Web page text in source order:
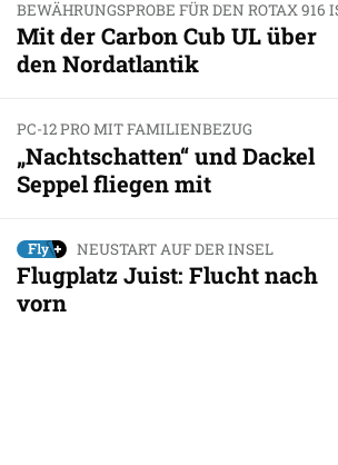
BEWÄHRUNGSPROBE FÜR DEN ROTAX 916
Mit der Carbon Cub UL über
den Nordatlantik
PC-12 PRO MIT FAMILIENBEZUG
„Nachtschatten“ und Dackel
Seppel fliegen mit
NEUSTART AUF DER INSEL
Flugplatz Juist: Flucht nach
vorn